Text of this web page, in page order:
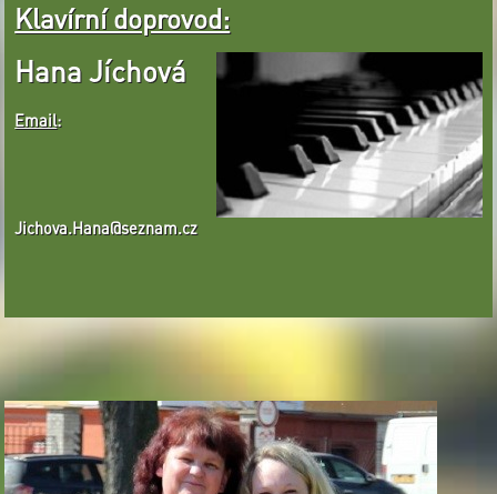
Klavírní doprovod:
Hana Jíchová
Email:
Jichova.Hana@seznam.cz